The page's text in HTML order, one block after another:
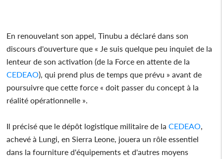
En renouvelant son appel, Tinubu a déclaré dans son
discours d'ouverture que « Je suis quelque peu inquiet de la
lenteur de son activation (de la Force en attente de la
CEDEAO), qui prend plus de temps que prévu » avant de
poursuivre que cette force « doit passer du concept à la
réalité opérationnelle ».
Il précisé que le dépôt logistique militaire de laCEDEAO
achevé à Lungi, en Sierra Leone, jouera un rôle essentiel
dans la fourniture d'équipements et d'autres moyens